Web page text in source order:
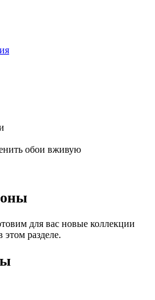
обои вживую
для вас новые коллекции
этом разделе.